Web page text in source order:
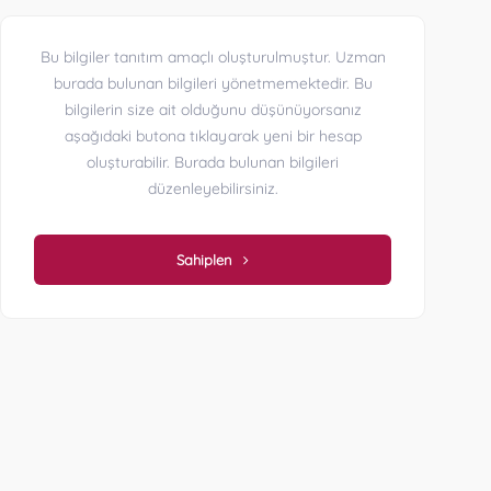
Bu bilgiler tanıtım amaçlı oluşturulmuştur. Uzman
burada bulunan bilgileri yönetmemektedir. Bu
bilgilerin size ait olduğunu düşünüyorsanız
aşağıdaki butona tıklayarak yeni bir hesap
oluşturabilir. Burada bulunan bilgileri
düzenleyebilirsiniz.
Sahiplen